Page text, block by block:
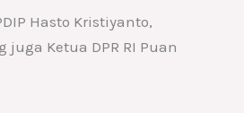
Hasto Kristiyanto,
juga Ketua DPR RI Puan